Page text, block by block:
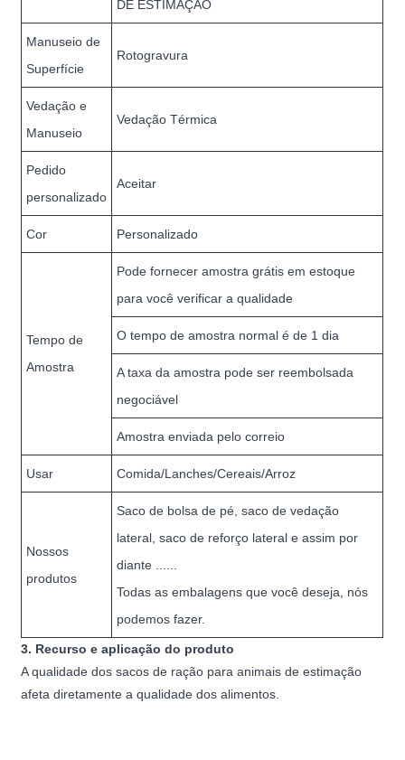
DE ESTIMAÇÃO
Manuseio de
Superfície
Rotogravura
Vedação e
Manuseio
Vedação Térmica
Pedido
personalizado
Aceitar
Cor Personalizado
Tempo de
Amostra
Pode fornecer amostra grátis em estoque
para você verificar a qualidade
O tempo de amostra normal é de 1 dia
A taxa da amostra pode ser reembolsada
negociável
Amostra enviada pelo correio
Usar Comida/Lanches/Cereais/Arroz
Nossos
produtos
Saco de bolsa de pé, saco de vedação
lateral, saco de reforço lateral e assim por
diante ......
Todas as embalagens que você deseja, nós
podemos fazer.
3. Recurso e aplicação do produto
A qualidade dos sacos de ração para animais de estimação
afeta diretamente a qualidade dos alimentos.